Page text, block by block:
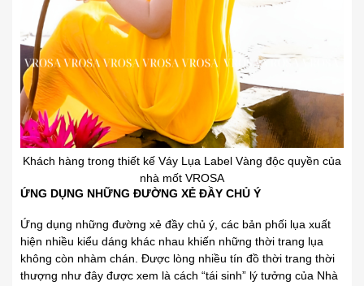
Khách hàng trong thiết kế Váy Lụa Label Vàng độc quyền của
nhà mốt VROSA
ỨNG DỤNG NHỮNG ĐƯỜNG XẺ ĐẦY CHỦ Ý
Ứng dụng những đường xẻ đầy chủ ý, các bản phối lụa xuất
hiện nhiều kiểu dáng khác nhau khiến những thời trang lụa
không còn nhàm chán. Được lòng nhiều tín đồ thời trang thời
thượng như đây được xem là cách “tái sinh” lý tưởng của Nhà